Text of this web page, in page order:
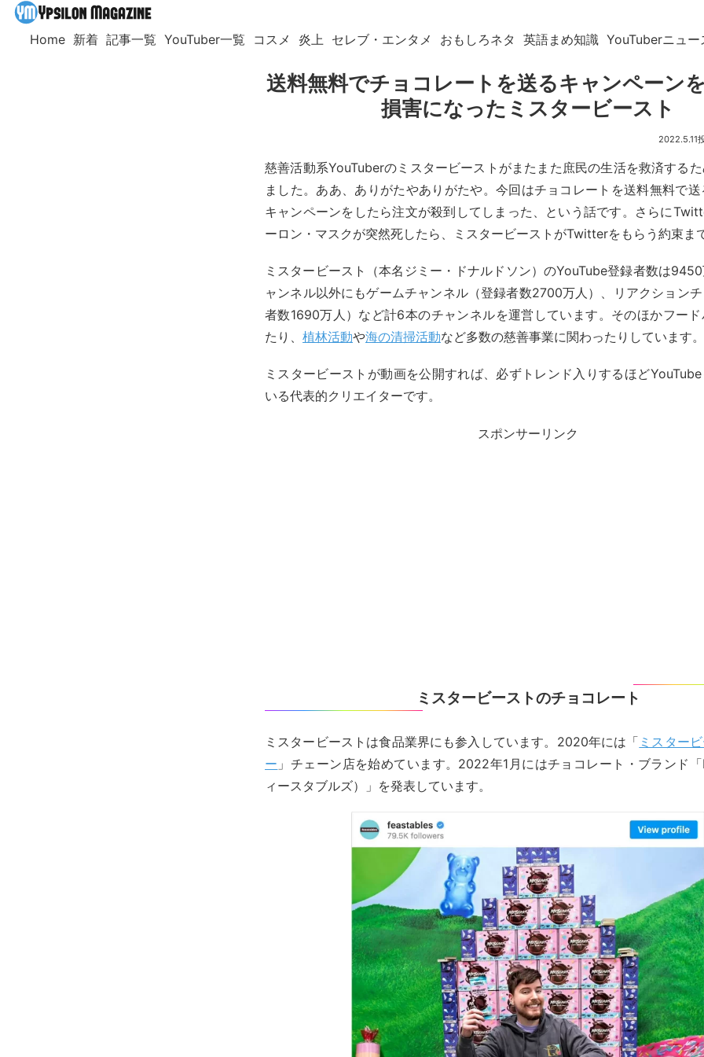
Home 新着 記事一覧 YouTuber一覧 コスメ 炎上 セレブ・エンタメ おもしろネタ 英語まめ知識 YouTuberニュー
送料無料でチョコレートを送るキャンペーン
損害になったミスタービースト
2022.5.11
慈善活動系YouTuberのミスタービーストがまたまた庶民の生活を救済する
ました。ああ、ありがたやありがたや。今回はチョコレートを送料無料で
キャンペーンをしたら注文が殺到してしまった、という話です。さらに
ーロン・マスクが突然死したら、ミスタービーストがTwitterをもらう約束ま
ミスタービースト（本名ジミー・ドナルドソン）のYouTube登録者数は
ャンネル以外にもゲームチャンネル（登録者数2700万人）、リアクション
者数1690万人）など計6本のチャンネルを運営しています。そのほかフー
たり、 植林活動や海の清掃活動など多数の慈善事業に関わったりしています。
ミスタービーストが動画を公開すれば、必ずトレンド入りするほど
いる代表的クリエイターです。
スポンサーリンク
ミスタービーストのチョコレート
ミスタービーストは食品業界にも参入しています。2020年には「 ミスター
ー 」チェーン店を始めています。2022年1月にはチョコレート・ブランド
ィースタブルズ）」を発表しています。